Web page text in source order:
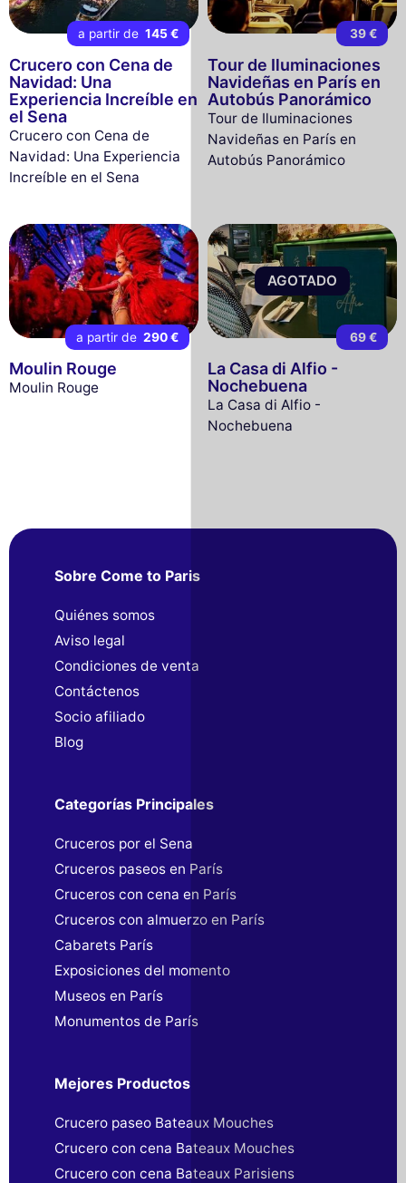
a partir de 145 €
Crucero con Cena de
Navidad: Una
Experiencia Increíble en
el Sena
Crucero con Cena de
Navidad: Una Experiencia
Increíble en el Sena
39 €
Tour de Iluminaciones
Navideñas en París en
Autobús Panorámico
Tour de Iluminaciones
Navideñas en París en
Autobús Panorámico
a partir de 290 €
Moulin Rouge
Moulin Rouge
AGOTADO
69 €
La Casa di Alfio -
Nochebuena
La Casa di Alfio -
Nochebuena
Sobre Come to Paris
Quiénes somos
Aviso legal
Condiciones de venta
Contáctenos
Socio afiliado
Blog
Categorías Principales
Cruceros por el Sena
Cruceros paseos en París
Cruceros con cena en París
Cruceros con almuerzo en París
Cabarets París
Exposiciones del momento
Museos en París
Monumentos de París
Mejores Productos
Crucero paseo Bateaux Mouches
Crucero con cena Bateaux Mouches
Crucero con cena Bateaux Parisiens